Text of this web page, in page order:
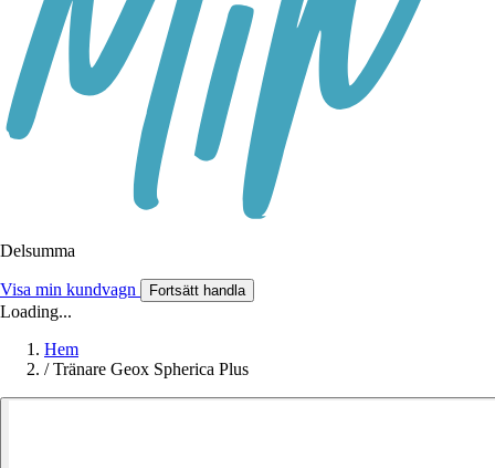
Delsumma
Visa min kundvagn Fortsätt handla
Loading...
Hem
/ Tränare Geox Spherica Plus